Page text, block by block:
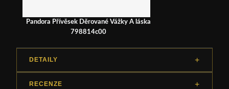
Pandora Přívěsek Děrované Vážky A láska
798814c00
DETAILY
RECENZE